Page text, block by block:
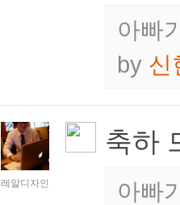
아빠
by 신
레알디자인
축하
아빠